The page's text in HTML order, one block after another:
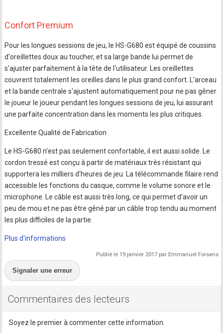
Confort Premium
Pour les longues sessions de jeu, le HS-G680 est équipé de coussins
d'oreillettes doux au toucher, et sa large bande lui permet de
s'ajuster parfaitement à la tête de l'utilisateur. Les oreillettes
couvrent totalement les oreilles dans le plus grand confort. L'arceau
et la bande centrale s'ajustent automatiquement pour ne pas gêner
le joueur le joueur pendant les longues sessions de jeu, lui assurant
une parfaite concentration dans les moments les plus critiques.
Excellente Qualité de Fabrication
Le HS-G680 n'est pas seulement confortable, il est aussi solide. Le
cordon tressé est conçu à partir de matériaux très résistant qui
supportera les milliers d'heures de jeu. La télécommande filaire rend
accessible les fonctions du casque, comme le volume sonore et le
microphone. Le câble est aussi très long, ce qui permet d'avoir un
peu de mou et ne pas être gêné par un câble trop tendu au moment
les plus difficiles de la partie.
Plus d'informations
Publié le 19 janvier 2017 par Emmanuel Forsans
Signaler une erreur
Commentaires des lecteurs
Soyez le premier à commenter cette information.